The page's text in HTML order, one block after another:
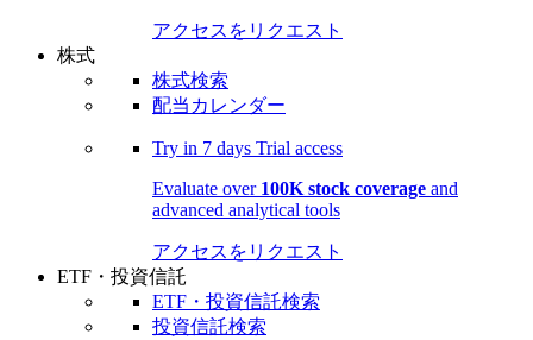
アクセスをリクエスト
株式
株式検索
配当カレンダー
Try in 7 days Trial access
Evaluate over 100K stock coverage and
advanced analytical tools
アクセスをリクエスト
ETF・投資信託
ETF・投資信託検索
投資信託検索